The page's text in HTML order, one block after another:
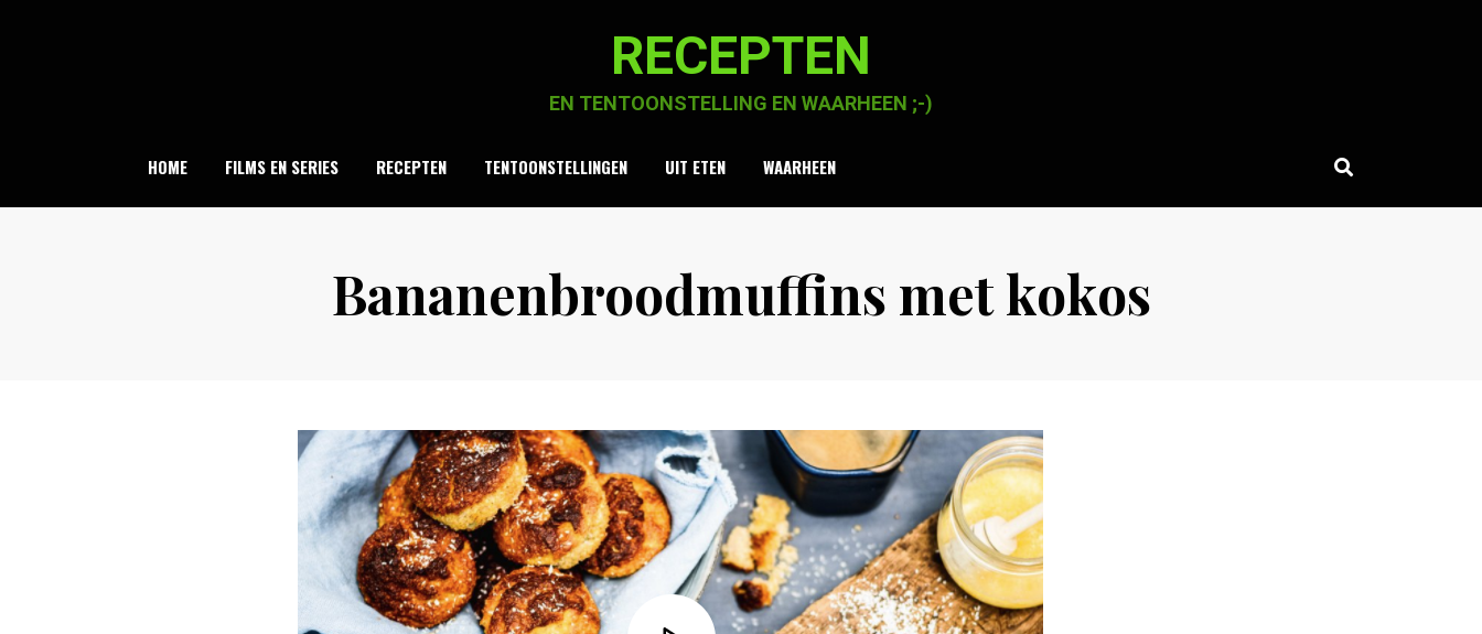
RECEPTEN
EN TENTOONSTELLING EN WAARHEEN ;-)
HOME FILMS EN SERIES RECEPTEN TENTOONSTELLINGEN UIT ETEN WAARHEEN
Bananenbroodmuffins met kokos